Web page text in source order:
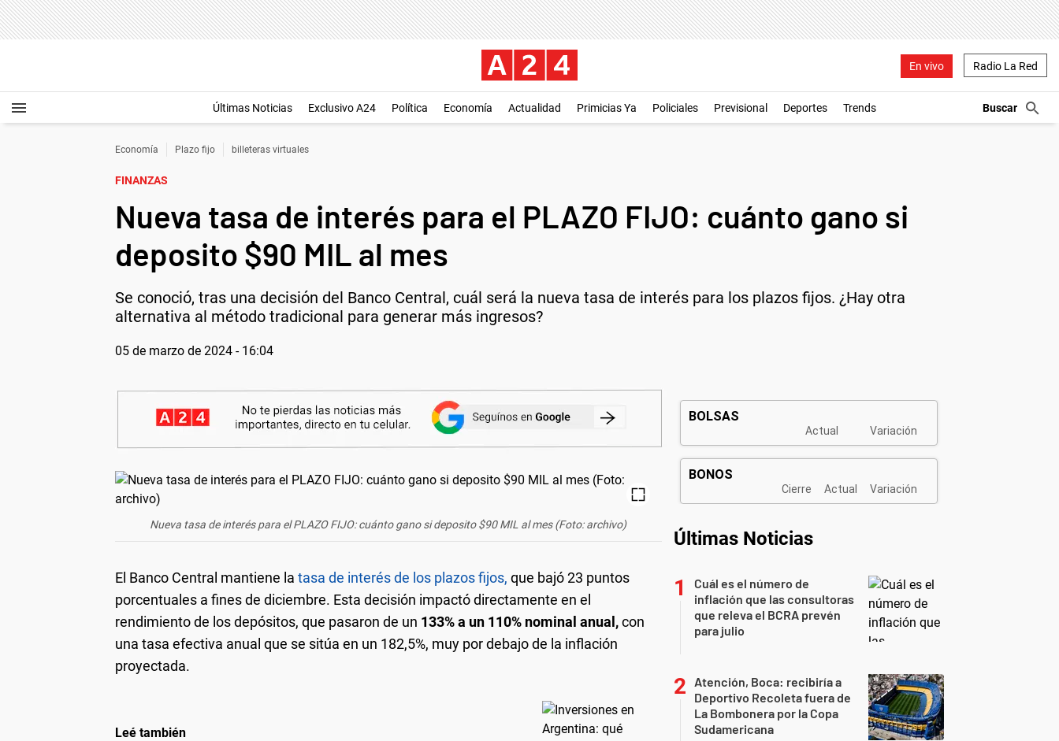
En vivo Radio La Red
Últimas Noticias Exclusivo A24 Política Economía Actualidad Primicias Ya Policiales Previsional Deportes Trends
Economía Plazo fijo billeteras virtuales
FINANZAS
Nueva tasa de interés para el PLAZO FIJO: cuánto gano si
deposito $90 MIL al mes
Se conoció, tras una decisión del Banco Central, cuál será la nueva tasa de interés para los plazos fijos. ¿Hay otra
alternativa al método tradicional para generar más ingresos?
05 de marzo de 2024 - 16:04
Nueva tasa de interés para el PLAZO FIJO: cuánto gano si deposito $90 MIL al mes (Foto: archivo)
El Banco Central mantiene la tasa de interés de los plazos fijos, que bajó 23 puntos
porcentuales a fines de diciembre. Esta decisión impactó directamente en el
rendimiento de los depósitos, que pasaron de un 133% a un 110% nominal anual,con
una tasa efectiva anual que se sitúa en un 182,5%, muy por debajo de la inflación
proyectada.
Leé también
Últimas Noticias
Cuál es el número de
inflación que las consultoras
que releva el BCRA prevén
para julio
Atención, Boca: recibiría a
Deportivo Recoleta fuera de
La Bombonera por la Copa
Sudamericana